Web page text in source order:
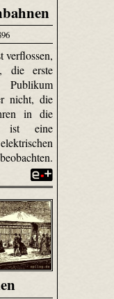
verflossen,
die erste
Publikum
nicht, die
in die
ist eine